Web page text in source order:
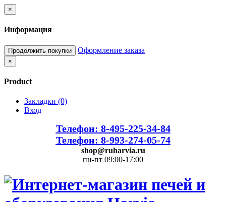
×
Информация
Продолжить покупки Оформление заказа
×
Product
Закладки (0)
Вход
Телефон: 8-495-225-34-84
Телефон: 8-993-274-05-74
shop@ruharvia.ru
пн-пт 09:00-17:00